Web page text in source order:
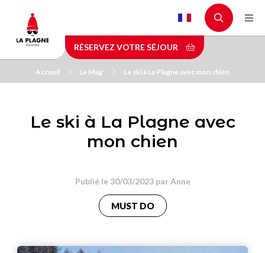
contenu
principal
RÉSERVEZ VOTRE SÉJOUR
Accueil Le Mag' Le ski à La Plagne avec mon chien
Le ski à La Plagne avec
mon chien
Publié le 30/03/2023 parAnne
MUST DO